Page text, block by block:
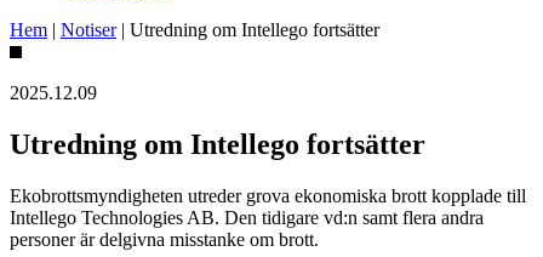
Hem | Notiser| Utredning om Intellego fortsätter
2025.12.09
Utredning om Intellego fortsätter
Ekobrottsmyndigheten utreder grova ekonomiska brott kopplade till
Intellego Technologies AB. Den tidigare vd:n samt flera andra
personer är delgivna misstanke om brott.